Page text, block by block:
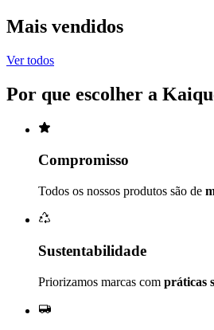
Mais vendidos
Ver todos
Por que escolher a
Compromisso
Todos os nossos produtos são de
Sustentabilidade
Priorizamos marcas com práticas